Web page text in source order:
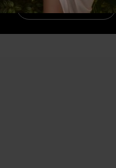
CADASTRAR